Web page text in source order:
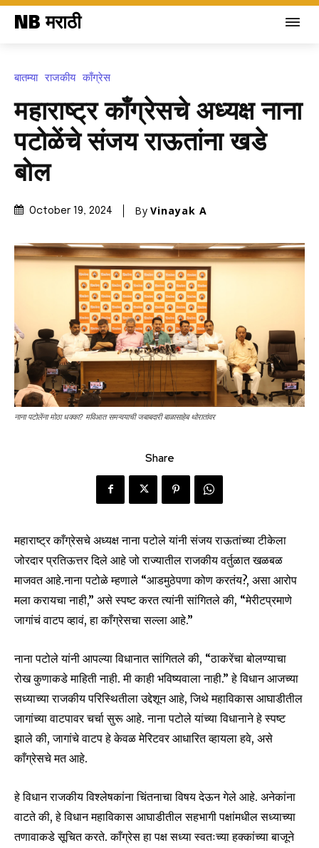
NB मराठी
बातम्या राजकीय काँग्रेस
महाराष्ट्र काँग्रेसचे अध्यक्ष नाना
पटोळेंचे संजय राऊतांना खडे
बोल
October 19, 2024 By Vinayak A
नाना पटोलेंना मोठा धक्का? मविआत समन्वयाची जबाबदारी बाळासाहेब थोरातांवर
Share
महाराष्ट्र काँग्रेसचे अध्यक्ष नाना पटोले यांनी संजय राऊतांच्या टीकेला
जोरदार प्रतिऊत्तर दिले आहे जो राज्यातील राजकीय वर्तुळात खळबळ
माजवत आहे.नाना पटोळे म्हणाले “आडमुठेपणा कोण करतंय?, असा आरोप
मला करायचा नाही,” असे स्पष्ट करत त्यांनी सांगितले की, “मेरीटप्रमाणे
जागांचं वाटप व्हावं, हा काँग्रेसचा सल्ला आहे.”
नाना पटोले यांनी आपल्या विधानात सांगितले की, “ठाकरेंचा बोलण्याचा
रोख कुणाकडे माहिती नाही. मी काही भविष्यवाला नाही.” हे विधान आजच्या
सध्याच्या राजकीय परिस्थितीला उद्देशून आहे, जिथे महाविकास आघाडीतील
जागांच्या वाटपावर चर्चा सुरू आहे. नाना पटोले यांच्या विधानाने हे स्पष्ट
झाले की, जागांचे वाटप हे केवळ मेरिटवर आधारित व्हायला हवे, असे
काँग्रेसचे मत आहे.
हे विधान राजकीय विश्लेषकांना चिंतनाचा विषय देऊन गेले आहे. अनेकांना
वाटते की, हे विधान महाविकास आघाडीतील सहभागी पक्षांमधील सध्याच्या
तणावाकडे सूचित करते. काँग्रेस हा पक्ष सध्या स्वतःच्या हक्कांच्या बाजूने